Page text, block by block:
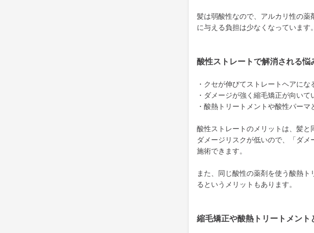
髪は弱酸性なので、アルカリ性の
に与える負担は少なくなっています。
酸性ストレートで解消される悩
・クセが伸びてストレートヘアにな
・ダメージが強く縮毛矯正が向い
・酸熱トリートメントや酸性パーマ
酸性ストレートのメリットは、髪
ダメージリスクが低いので、「ダ
施術できます。
また、同じ酸性の薬剤を使う酸熱
るというメリットもあります。
縮毛矯正や酸熱トリートメント